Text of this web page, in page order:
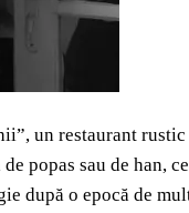
un restaurant
popas sau de han,
o epocă de